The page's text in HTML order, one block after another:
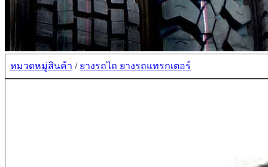
หมวดหมู่สินค้า / ยางรถไถ ยางรถแทรกเตอร์